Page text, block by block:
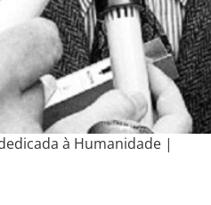
à Humanidade |